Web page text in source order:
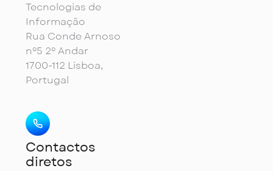
Tecnologias de
Informação
Rua Conde Arnoso
nº5 2º Andar
1700-112 Lisboa,
Portugal
Contactos
diretos